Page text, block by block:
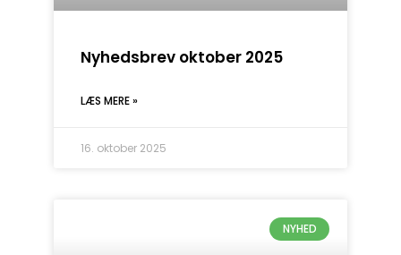
Nyhedsbrev oktober 2025
LÆS MERE »
16. oktober 2025
NYHED